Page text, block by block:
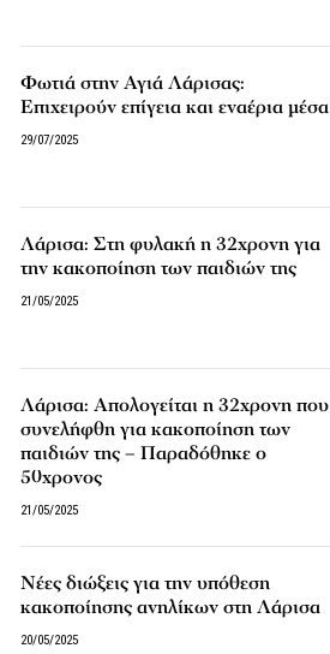
Φωτιά στην Αγιά Λάρισας:
Επιχειρούν επίγεια και εναέρια μέσα
29/07/2025
Λάρισα: Στη φυλακή η 32χρονη για
την κακοποίηση των παιδιών της
21/05/2025
Λάρισα: Απολογείται η 32χρονη που
συνελήφθη για κακοποίηση των
παιδιών της – Παραδόθηκε ο
50χρονος
21/05/2025
Νέες διώξεις για την υπόθεση
κακοποίησης ανηλίκων στη Λάρισα
20/05/2025